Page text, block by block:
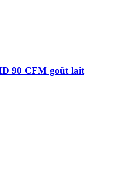
90 CFM goût lait